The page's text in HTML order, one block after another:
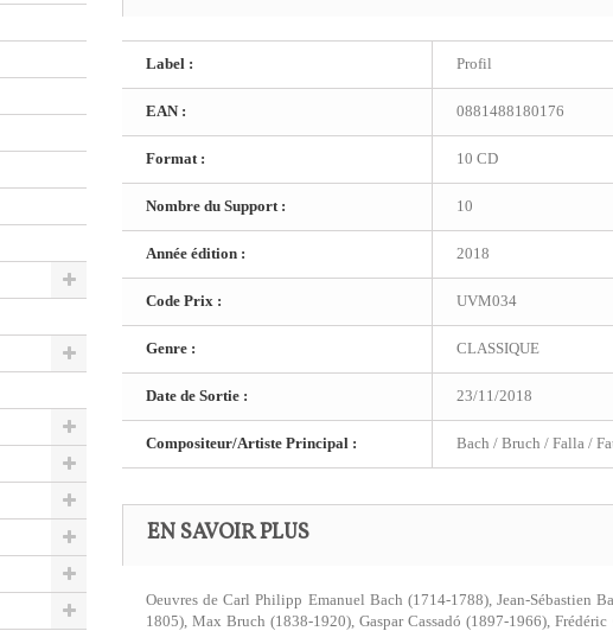
Label : Profil
EAN : 0881488180176
Format : 10 CD
Nombre du Support : 10
Année édition : 2018
Code Prix : UVM034
Genre : CLASSIQUE
Date de Sortie : 23/11/2018
Compositeur/Artiste Principal : Bach / Bruch / Falla /
EN SAVOIR PLUS
Oeuvres de Carl Philipp Emanuel Bach (1714-1788), Jean-
1805), Max Bruch (1838-1920), Gaspar Cassadó (1897-1966),